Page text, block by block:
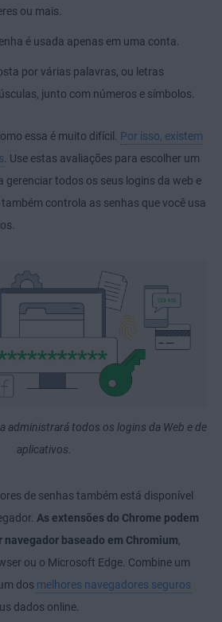
ou mais.
é usada apenas em uma conta.
por várias palavras, ou letras
junto com números e símbolos.
essa é muito difícil. Por isso, existem
. Use estas avaliações para escolher um
gerenciar todos os seus logins da web e
controla as senhas que você usa
administrará todos os logins da Web e de
aplicativos.
de senhas também está disponível
As extensões do Chrome podem
navegador baseado em Chromium,
ou o Microsoft Edge. Combine um
dos melhores navegadores seguros
dados online.